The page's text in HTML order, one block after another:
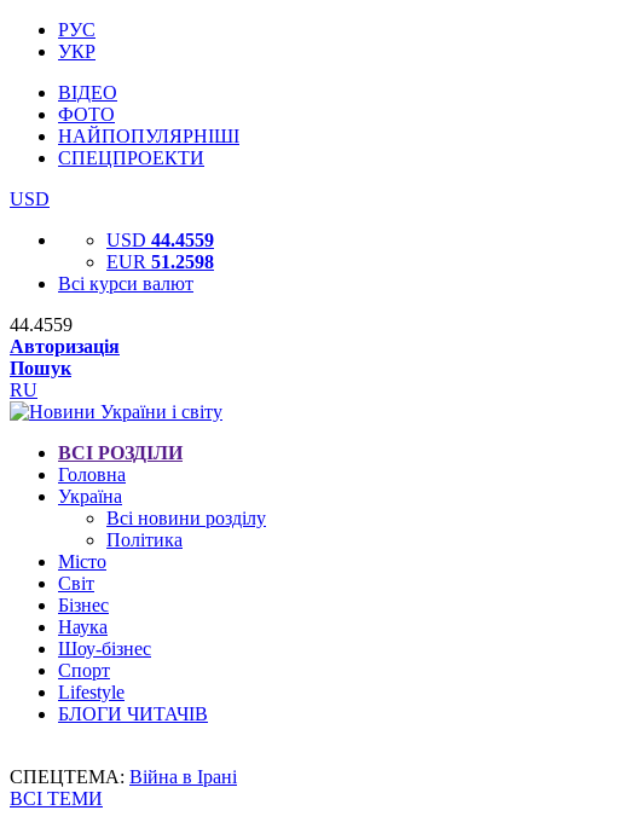
РУС
УКР
ВІДЕО
ФОТО
НАЙПОПУЛЯРНІШІ
СПЕЦПРОЕКТИ
USD
USD 44.4559
EUR 51.2598
Всі курси валют
44.4559
Авторизація
Пошук
RU
ВСІ РОЗДІЛИ
Головна
Україна
Всі новини розділу
Політика
Місто
Світ
Бізнес
Наука
Шоу-бізнес
Спорт
Lifestyle
БЛОГИ ЧИТАЧІВ
СПЕЦТЕМА: Війна в Ірані
ВСІ ТЕМИ